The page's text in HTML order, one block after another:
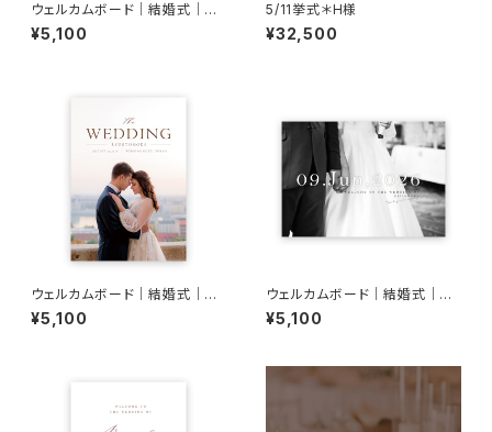
ウェルカムボード｜結婚式｜W
B11
¥5,100
5/11挙式＊H様
¥32,500
ウェルカムボード｜結婚式｜W
B19
¥5,100
ウェルカムボード｜結婚式｜W
B14
¥5,100